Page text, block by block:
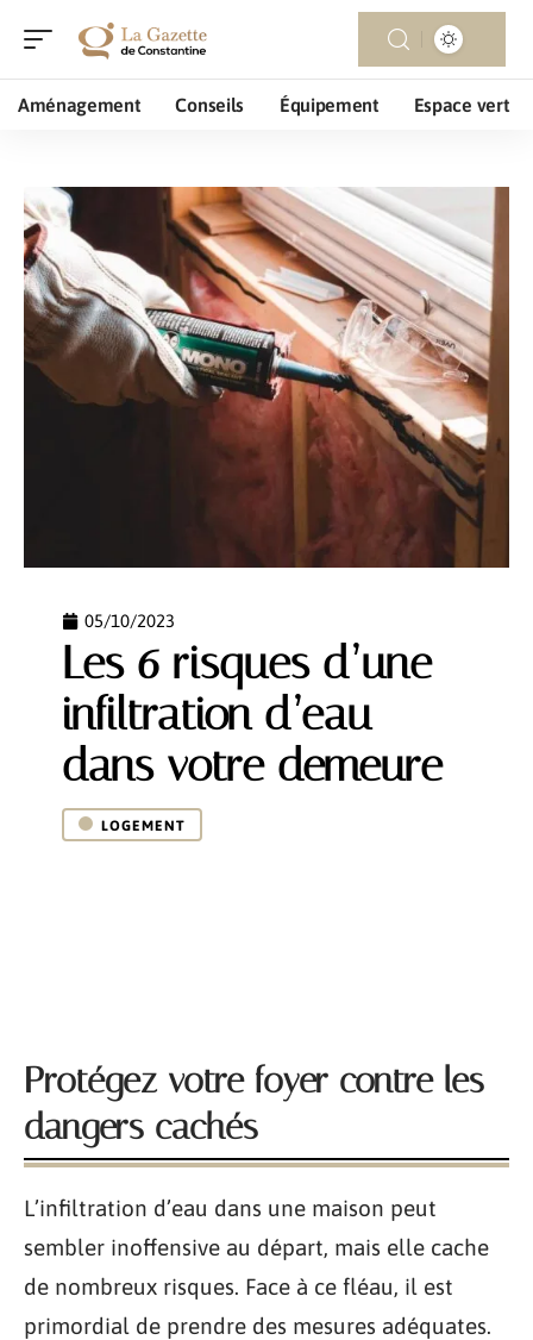
Aménagement Conseils Équipement Espace vert
05/10/2023
Les 6 risques d’une
infiltration d’eau
dans votre demeure
LOGEMENT
Protégez votre foyer contre les
dangers cachés
L’infiltration d’eau dans une maison peut
sembler inoffensive au départ, mais elle cache
de nombreux risques. Face à ce fléau, il est
primordial de prendre des mesures adéquates.